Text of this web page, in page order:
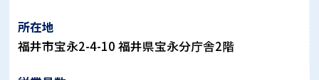
福井市宝永2-4-10 福井県宝永分庁舎2階